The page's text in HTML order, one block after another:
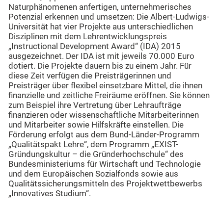
Naturphänomenen anfertigen, unternehmerisches
Potenzial erkennen und umsetzen: Die Albert-Ludwigs-
Universität hat vier Projekte aus unterschiedlichen
Disziplinen mit dem Lehrentwicklungspreis
„Instructional Development Award“ (IDA) 2015
ausgezeichnet. Der IDA ist mit jeweils 70.000 Euro
dotiert. Die Projekte dauern bis zu einem Jahr. Für
diese Zeit verfügen die Preisträgerinnen und
Preisträger über flexibel einsetzbare Mittel, die ihnen
finanzielle und zeitliche Freiräume eröffnen. Sie können
zum Beispiel ihre Vertretung über Lehraufträge
finanzieren oder wissenschaftliche Mitarbeiterinnen
und Mitarbeiter sowie Hilfskräfte einstellen. Die
Förderung erfolgt aus dem Bund-Länder-Programm
„Qualitätspakt Lehre“, dem Programm „EXIST-
Gründungskultur – die Gründerhochschule“ des
Bundesministeriums für Wirtschaft und Technologie
und dem Europäischen Sozialfonds sowie aus
Qualitätssicherungsmitteln des Projektwettbewerbs
„Innovatives Studium“.